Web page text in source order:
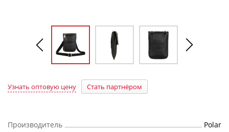
Узнать оптовую цену Стать партнёром
Производитель
Polar